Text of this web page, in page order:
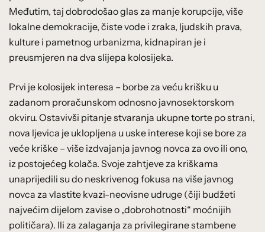
Međutim, taj dobrodošao glas za manje korupcije, više
lokalne demokracije, čiste vode i zraka, ljudskih prava,
kulture i pametnog urbanizma, kidnapiran je i
preusmjeren na dva slijepa kolosijeka.
Prvi je kolosijek interesa – borbe za veću krišku u
zadanom proračunskom odnosno javnosektorskom
okviru. Ostavivši pitanje stvaranja ukupne torte po strani,
nova ljevica je uklopljena u uske interese koji se bore za
veće kriške – više izdvajanja javnog novca za ovo ili ono,
iz postojećeg kolača. Svoje zahtjeve za kriškama
unaprijedili su do neskrivenog fokusa na više javnog
novca za vlastite kvazi-neovisne udruge (čiji budžeti
najvećim dijelom zavise o „dobrohotnosti“ moćnijih
političara). Ili za zalaganja za privilegirane stambene